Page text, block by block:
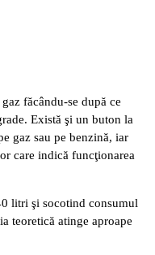
făcându-se după ce
Există şi un buton la
gaz sau pe benzină, iar
care indică funcţionarea
litri şi socotind consumul
teoretică atinge aproape